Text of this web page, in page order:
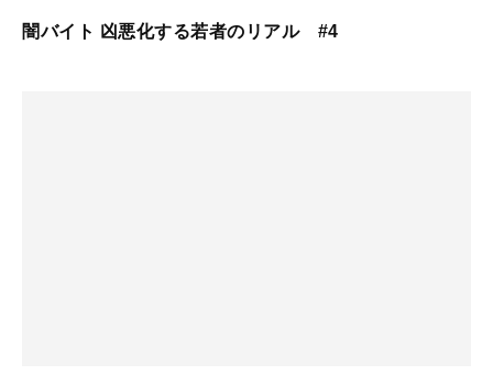
闇バイト 凶悪化する若者のリアル #4